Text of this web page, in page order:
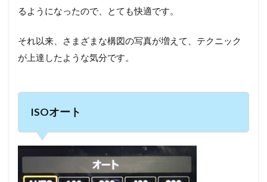
るようになったので、とても快適です。
それ以来、さまざまな構図の写真が増えて、テクニック
が上達したような気分です。
ISOオート